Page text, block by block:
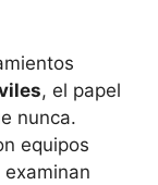
, el papel
nunca.
equipos